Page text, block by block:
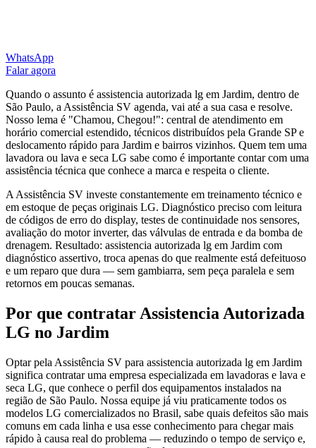
WhatsApp
Falar agora
Quando o assunto é assistencia autorizada lg em Jardim, dentro de
São Paulo, a Assistência SV agenda, vai até a sua casa e resolve.
Nosso lema é "Chamou, Chegou!": central de atendimento em
horário comercial estendido, técnicos distribuídos pela Grande SP e
deslocamento rápido para Jardim e bairros vizinhos. Quem tem uma
lavadora ou lava e seca LG sabe como é importante contar com uma
assistência técnica que conhece a marca e respeita o cliente.
A Assistência SV investe constantemente em treinamento técnico e
em estoque de peças originais LG. Diagnóstico preciso com leitura
de códigos de erro do display, testes de continuidade nos sensores,
avaliação do motor inverter, das válvulas de entrada e da bomba de
drenagem. Resultado: assistencia autorizada lg em Jardim com
diagnóstico assertivo, troca apenas do que realmente está defeituoso
e um reparo que dura — sem gambiarra, sem peça paralela e sem
retornos em poucas semanas.
Por que contratar Assistencia Autorizada
LG no Jardim
Optar pela Assistência SV para assistencia autorizada lg em Jardim
significa contratar uma empresa especializada em lavadoras e lava e
seca LG, que conhece o perfil dos equipamentos instalados na
região de São Paulo. Nossa equipe já viu praticamente todos os
modelos LG comercializados no Brasil, sabe quais defeitos são mais
comuns em cada linha e usa esse conhecimento para chegar mais
rápido à causa real do problema — reduzindo o tempo de serviço e,